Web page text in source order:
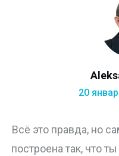
20
Всё это правда, но
построена так, что